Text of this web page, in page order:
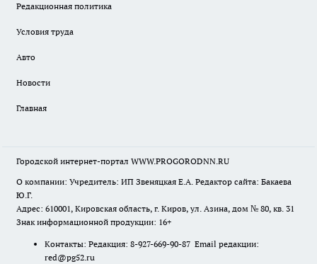
Редакционная политика
Условия труда
Авто
Новости
Главная
Городской интернет-портал WWW.PROGORODNN.RU
О компании: Учредитель: ИП Звеняцкая Е.А. Редактор сайта: Бакаева
Ю.Г.
Адрес: 610001, Кировская область, г. Киров, ул. Азина, дом № 80, кв. 31
Знак информационной продукции: 16+
Контакты: Редакция: 8-927-669-90-87 Email редакции:
red@pg52.ru